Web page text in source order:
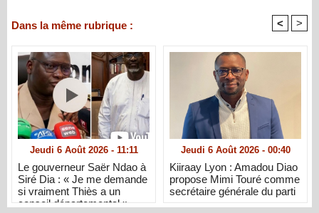
Dans la même rubrique : < >
Jeudi 6 Août 2026 - 11:11
Le gouverneur Saër Ndao à
Siré Dia : « Je me demande
si vraiment Thiès a un
conseil départemental »
Jeudi 6 Août 2026 - 00:40
Kiiraay Lyon : Amadou Diao
propose Mimi Touré comme
secrétaire générale du parti